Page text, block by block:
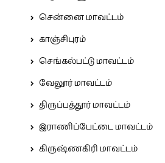
சென்னை மாவட்டம்
காஞ்சிபுரம்
செங்கல்பட்டு மாவட்டம்
வேலூர் மாவட்டம்
திருப்பத்தூர் மாவட்டம்
இராணிப்பேட்டை மாவட்டம்
கிருஷ்ணகிரி மாவட்டம்